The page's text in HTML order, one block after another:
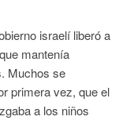
israelí liberó a
mantenía
Muchos se
primera vez, que el
a los niños